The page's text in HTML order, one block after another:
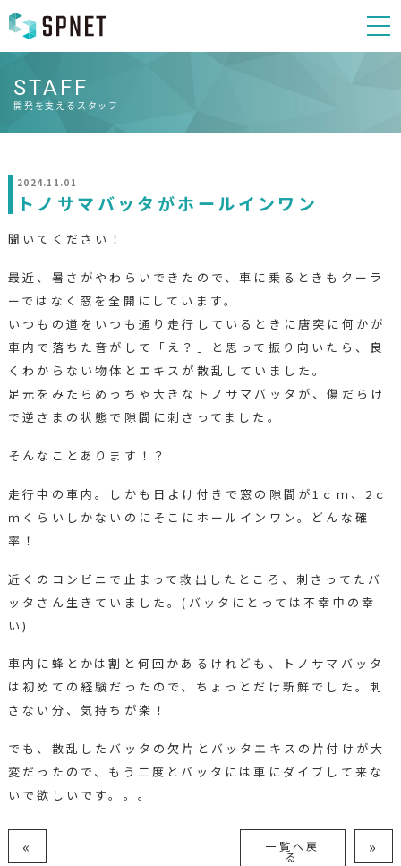
STAFF
開発を支えるスタッフ
2024.11.01
トノサマバッタがホールインワン
聞いてください！
最近、暑さがやわらいできたので、車に乗るときもクーラ
ーではなく窓を全開にしています。
いつもの道をいつも通り走行しているときに唐突に何かが
車内で落ちた音がして「え？」と思って振り向いたら、良
くわからない物体とエキスが散乱していました。
足元をみたらめっちゃ大きなトノサマバッタが、傷だらけ
で逆さまの状態で隙間に刺さってました。
そんなことあります！？
走行中の車内。しかも日よけ付きで窓の隙間が1ｃｍ、2ｃ
ｍくらいしかないのにそこにホールインワン。どんな確
率！
近くのコンビニで止まって救出したところ、刺さってたバ
ッタさん生きていました。(バッタにとっては不幸中の幸
い)
車内に蜂とかは割と何回かあるけれども、トノサマバッタ
は初めての経験だったので、ちょっとだけ新鮮でした。刺
さない分、気持ちが楽！
でも、散乱したバッタの欠片とバッタエキスの片付けが大
変だったので、もう二度とバッタには車にダイブして来な
いで欲しいです。。。
« 一覧へ戻
る »